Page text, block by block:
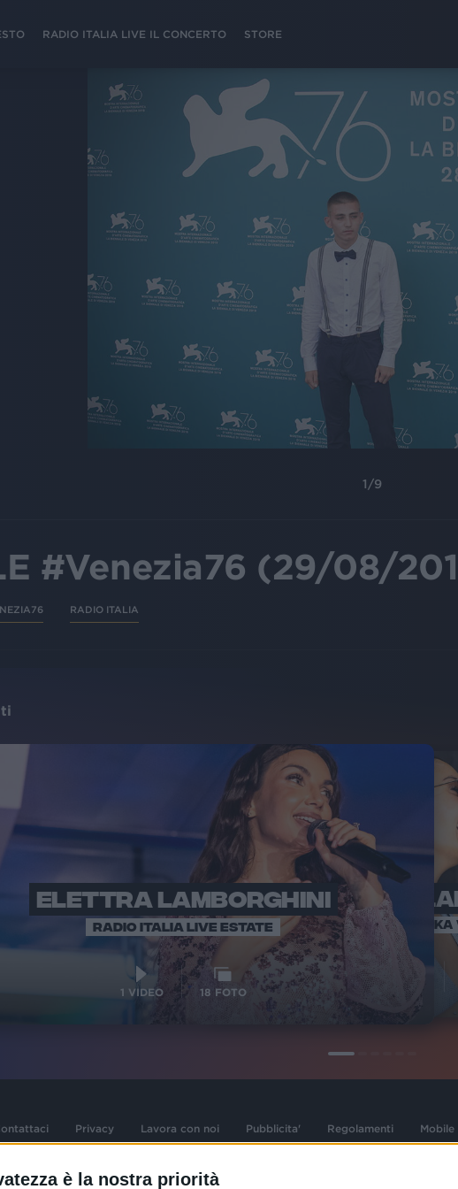
è la nostra priorità
RADIO ITALIA LIVE IL CONCERTO STORE
1/9
#Venezia76 (29/08/
RADIO ITALIA
ELETTRA LAMBORGHINI
RADIO ITALIA LIVE ESTATE
1 VIDEO 18 FOTO
ELETTRA
VOI TANKA
Privacy Lavora con noi Pubblicita' Regolamenti Mobile